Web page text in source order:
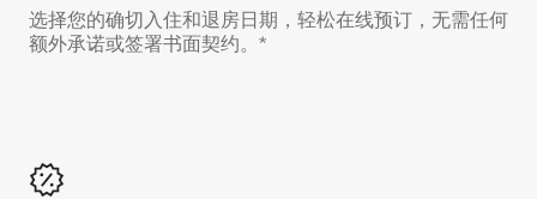
选择您的确切入住和退房日期，轻松在线预订，无需任何
额外承诺或签署书面契约。*